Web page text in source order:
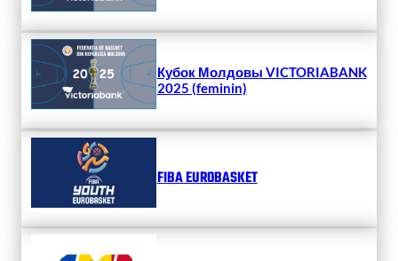
Кубок Молдовы VICTORIABANK
2025 (feminin)
FIBA EUROBASKET